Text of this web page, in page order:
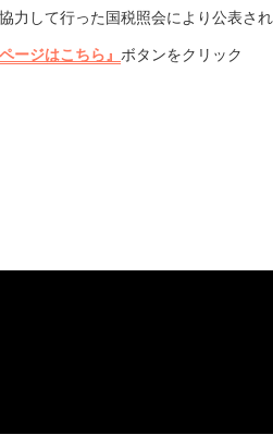
して行った国税照会により公表さ
ージはこちら』 ボタンをクリック